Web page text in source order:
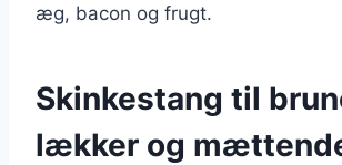
æg, bacon og frugt.
Skinkestang til
lækker og